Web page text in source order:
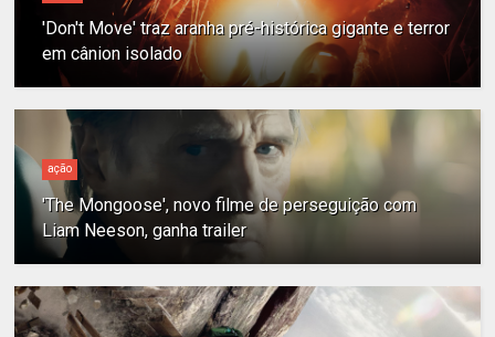
'Don't Move' traz aranha pré-histórica gigante e terror
em cânion isolado
ação
'The Mongoose', novo filme de perseguição com
Liam Neeson, ganha trailer